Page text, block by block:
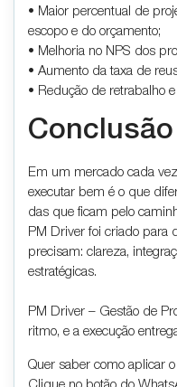
• Maior percentual de
escopo e do orçamento;
• Melhoria no NPS dos
• Aumento da taxa de
• Redução de retrabalho
Conclusão
Em um mercado cada
executar bem é o que
das que ficam pelo
PM Driver foi criado para
precisam: clareza,
estratégicas.
PM Driver – Gestão de
ritmo, e a execução
Quer saber como aplicar